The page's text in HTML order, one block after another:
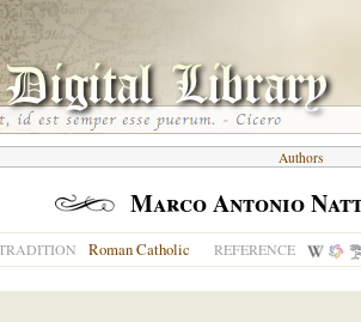
Authors
Marco Antonio
Roman Catholic REFERENCE